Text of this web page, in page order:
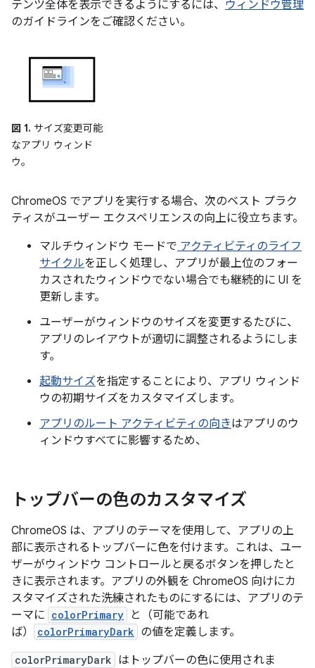
テンツ全体を表示できるようにするには、 ウィンドウ管理
のガイドラインをご確認ください。
図 1. サイズ変更可能
なアプリ ウィンド
ウ。
ChromeOS でアプリを実行する場合、次のベスト プラク
ティスがユーザー エクスペリエンスの向上に役立ちます。
マルチウィンドウ モードで アクティビティのライフ
サイクルを正しく処理し、アプリが最上位のフォー
カスされたウィンドウでない場合でも継続的に UI を
更新します。
ユーザーがウィンドウのサイズを変更するたびに、
アプリのレイアウトが適切に調整されるようにしま
す。
起動サイズを指定することにより、アプリ ウィンド
ウの初期サイズをカスタマイズします。
アプリのルート アクティビティの向きはアプリのウ
ィンドウすべてに影響するため、
トップバーの色のカスタマイズ
ChromeOS は、アプリのテーマを使用して、アプリの上
部に表示されるトップバーに色を付けます。これは、ユー
ザーがウィンドウ コントロールと戻るボタンを押したと
きに表示されます。アプリの外観を ChromeOS 向けにカ
スタマイズされた洗練されたものにするには、アプリのテ
ーマに colorPrimary
と（可能であれ
ば）
colorPrimaryDark の値を定義します。
colorPrimaryDark はトップバーの色に使用されま